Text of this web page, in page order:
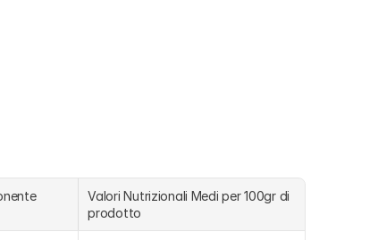
Valori Nutrizionali Medi per 100gr di
prodotto